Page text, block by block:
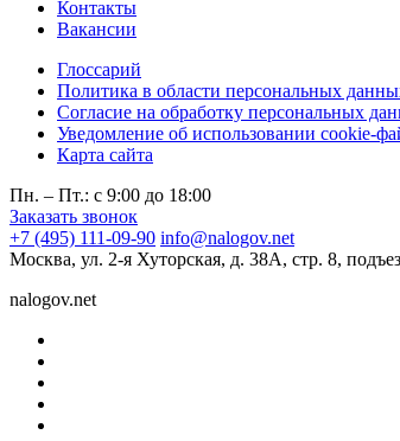
Контакты
Вакансии
Глоссарий
Политика в области персональных
Согласие на обработку персональных
Уведомление об использовании cookie-
Карта сайта
Пн. – Пт.: с 9:00 до 18:00
Заказать звонок
+7 (495) 111-09-90 info@nalogov.net
Москва, ул. 2-я Хуторская, д. 38А, стр. 8,
nalogov.net